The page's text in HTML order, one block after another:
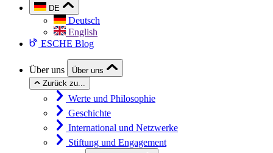
DE
Deutsch
English
ESCHE Blog
Über uns
Über uns
Zurück zu...
Werte und Philosophie
Geschichte
International und Netzwerke
Stiftung und Engagement